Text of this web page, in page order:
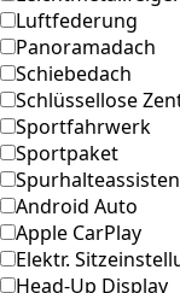
Luftfederung
Panoramadach
Schiebedach
Schlüssellose
Sportfahrwerk
Sportpaket
Android Auto
Apple CarPlay
Elektr.
Head-Up Display